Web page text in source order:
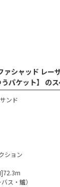
ァシャッド レー
パケット】 の
ンド
ション
ス・鱸）